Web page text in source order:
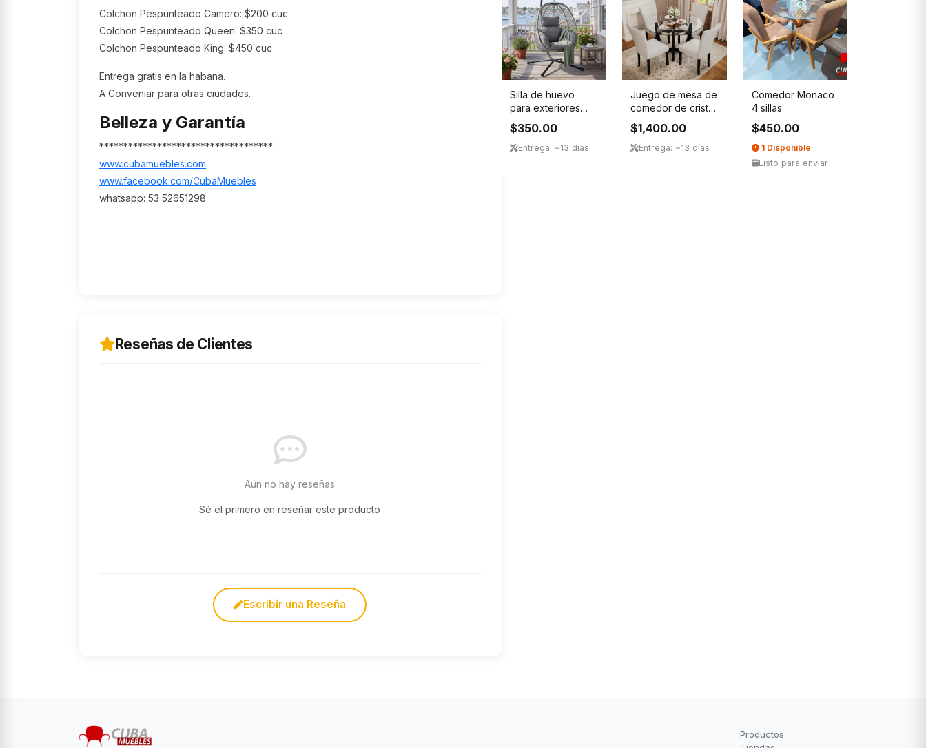
Colchon Pespunteado Camero: $200 cuc
Colchon Pespunteado Queen: $350 cuc
Colchon Pespunteado King: $450 cuc
Entrega gratis en la habana.
A Conveniar para otras ciudades.
Belleza y Garantía
************************************
www.cubamuebles.com
www.facebook.com/CubaMuebles
whatsapp: 53 52651298
Reseñas de Clientes
Aún no hay reseñas
Sé el primero en reseñar este producto
Escribir una Reseña
Silla de huevo
para exteriores
con soporte, sil...
$350.00
Entrega: ~13 días
Juego de mesa de
comedor de cristal
para 4, mes...
$1,400.00
Entrega: ~13 días
Comedor Monaco
4 sillas
$450.00
1 Disponible
Listo para enviar
Productos